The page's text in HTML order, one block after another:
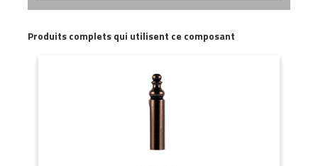
Produits complets qui utilisent ce composant